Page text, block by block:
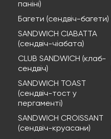
паніні)
Багети (сендвіч-багети)
SANDWICH CIABATTA
(сендвіч-чіабата)
CLUB SANDWICH (клаб-
сендвіч)
SANDWICH TOAST
(сендвіч-тост у
пергаменті)
SANDWICH CROISSANT
(сендвіч-круасани)